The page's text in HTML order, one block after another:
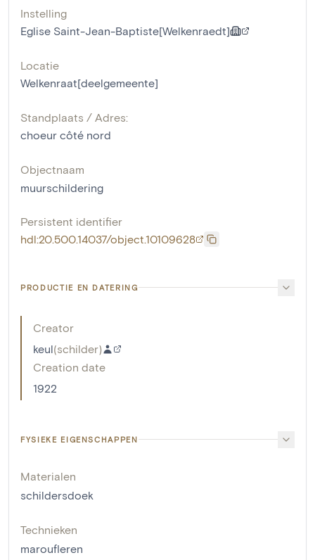
Instelling
Eglise Saint-Jean-Baptiste[Welkenraedt]
Locatie
Welkenraat[deelgemeente]
Standplaats / Adres:
choeur côté nord
Objectnaam
muurschildering
Persistent identifier
hdl:20.500.14037/object.10109628
PRODUCTIE EN DATERING
Creator
keul(schilder)
Creation date
1922
FYSIEKE EIGENSCHAPPEN
Materialen
schildersdoek
Technieken
maroufleren